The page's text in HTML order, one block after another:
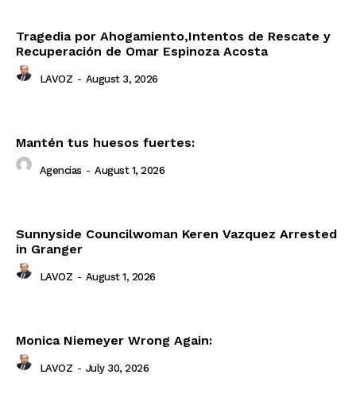
Tragedia por Ahogamiento,Intentos de Rescate y
Recuperación de Omar Espinoza Acosta
LAVOZ - August 3, 2026
Mantén tus huesos fuertes:
Agencias - August 1, 2026
Sunnyside Councilwoman Keren Vazquez Arrested
in Granger
LAVOZ - August 1, 2026
Monica Niemeyer Wrong Again:
LAVOZ - July 30, 2026